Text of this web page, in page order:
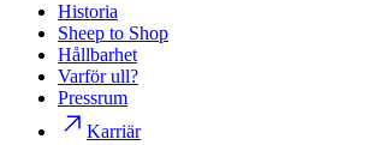
Historia
Sheep to Shop
Hållbarhet
Varför ull?
Pressrum
Karriär